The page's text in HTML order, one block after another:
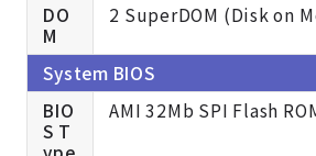
DO
M
2 SuperDOM (Disk on
System BIOS
BIO
S T
AMI 32Mb SPI Flash